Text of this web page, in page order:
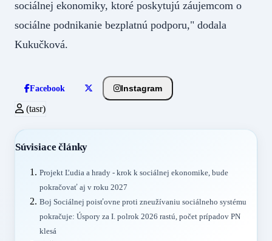
sociálnej ekonomiky, ktoré poskytujú záujemcom o
sociálne podnikanie bezplatnú podporu," dodala
Kukučková.
Facebook Instagram
(tasr)
Súvisiace články
Projekt Ľudia a hrady - krok k sociálnej ekonomike, bude
pokračovať aj v roku 2027
Boj Sociálnej poisťovne proti zneužívaniu sociálneho systému
pokračuje: Úspory za I. polrok 2026 rastú, počet prípadov PN
klesá